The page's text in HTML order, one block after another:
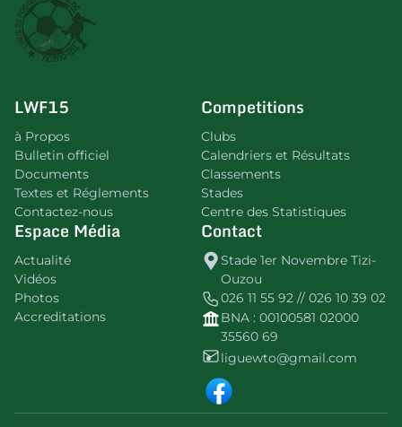
LWF15
à Propos
Bulletin officiel
Documents
Textes et Réglements
Contactez-nous
Competitions
Clubs
Calendriers et Résultats
Classements
Stades
Centre des Statistiques
Espace Média
Actualité
Vidéos
Photos
Accreditations
Contact
Stade 1er Novembre Tizi-
Ouzou
026 11 55 92 // 026 10 39 02
BNA : 00100581 02000
35560 69
liguewto@gmail.com